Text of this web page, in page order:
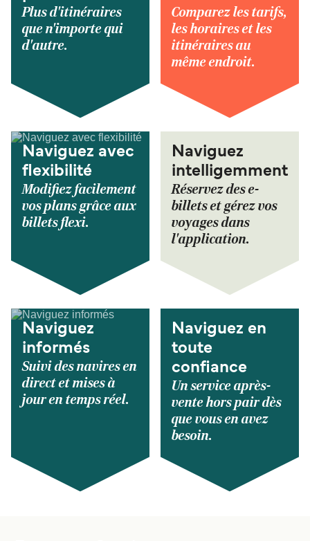
Plus d'itinéraires
que n'importe qui
d'autre.
Comparez les tarifs,
les horaires et les
itinéraires au
même endroit.
Naviguez avec
flexibilité
Modifiez facilement
vos plans grâce aux
billets flexi.
Naviguez
intelligemment
Réservez des e-
billets et gérez vos
voyages dans
l'application.
Naviguez
informés
Suivi des navires en
direct et mises à
jour en temps réel.
Naviguez en
toute
confiance
Un service après-
vente hors pair dès
que vous en avez
besoin.